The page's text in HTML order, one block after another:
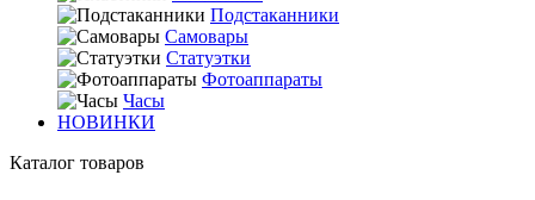
Подстаканники
Самовары
Статуэтки
Фотоаппараты
Часы
НОВИНКИ
Каталог товаров